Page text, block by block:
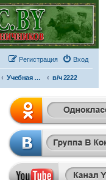
Вход
Регистрация
Учебная часть младшего командного состава Западного пограничного округа... в/ч 2222